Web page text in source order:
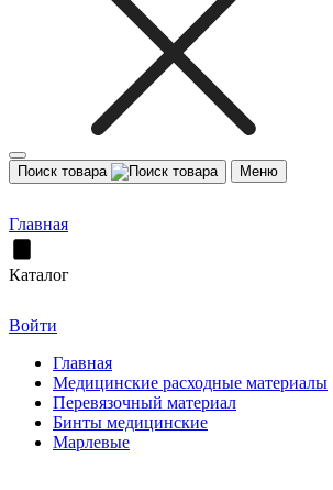
Поиск товара Меню
Главная
Каталог
Войти
Главная
Медицинские расходные материалы
Перевязочный материал
Бинты медицинские
Марлевые